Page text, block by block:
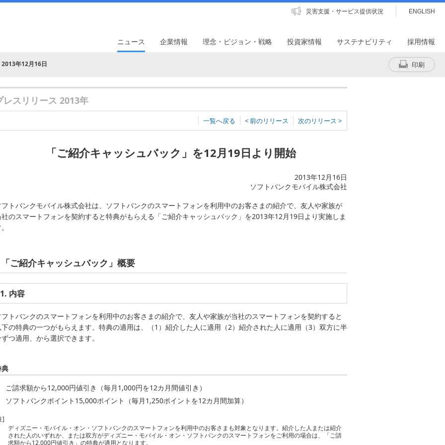
災害支援・サービス提供状況 ENGLISH
ニュース 企業情報 理念・ビジョン・戦略 投資家情報 サステナビリティ 採用情報
2013年12月16日 印刷
レスリリース 2013年
一覧へ戻る < 前のリリース 次のリリース >
「ご紹介キャッシュバック」を12月19日より開始
2013年12月16日
ソフトバンクモバイル株式会社
トバンクモバイル株式会社は、ソフトバンクのスマートフォンを利用中のお客さまの紹介で、友人や家族が
のスマートフォンを契約すると特典がもらえる「ご紹介キャッシュバック」を2013年12月19日より実施しま
「ご紹介キャッシュバック」概要
1. 内容
トバンクのスマートフォンを利用中のお客さまの紹介で、友人や家族が当社のスマートフォンを契約すると
の特典の一つがもらえます。特典の適用は、（1）紹介した人に適用（2）紹介された人に適用（3）双方に半
つ適用、から選択できます。
ご請求額から12,000円値引き（毎月1,000円を12カ月間値引き）
ソフトバンクポイント15,000ポイント（毎月1,250ポイントを12カ月間加算）
]
ディズニー・モバイル・オン・ソフトバンクのスマートフォンを利用中のお客さまも対象となります。紹介した人または紹介
された人のいずれか、または双方がディズニー・モバイル・オン・ソフトバンクのスマートフォンをご利用の場合は、「ご請
求額から12,000円値引き」の特典が適用となります。